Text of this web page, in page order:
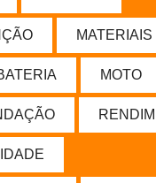
MATERIAIS
MOTO